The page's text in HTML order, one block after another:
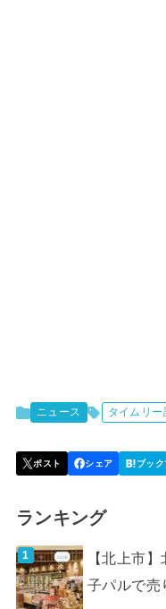
ニュース タイムリー
ランキング
【北上市
子パルで売